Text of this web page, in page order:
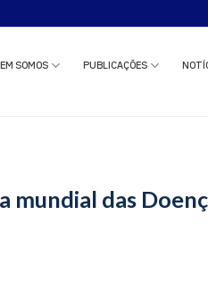
SOMOS PUBLICAÇÕES
mundial das
estudo clínico ou solicitar uma